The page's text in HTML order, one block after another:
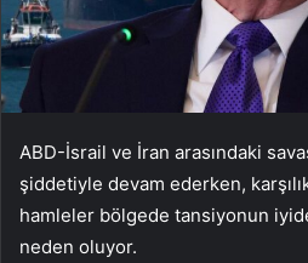
ABD-İsrail ve İran arasındaki
şiddetiyle devam ederken,
hamleler bölgede tansiyonun
neden oluyor.